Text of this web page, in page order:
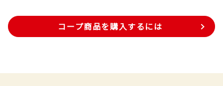
コープ商品を購入するには